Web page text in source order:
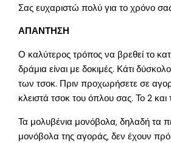
Σας ευχαριστώ πολύ για το χρόνο
ΑΠΑΝΤΗΣΗ
Ο καλύτερος τρόπος να βρεθεί το
δράμια είναι με δοκιμές. Κάτι
των τσοκ. Πριν προχωρήσετε σε
κλειστά τσοκ του όπλου σας. Το 2 και
Τα μολυβένια μονόβολα, δηλαδή τα
μονόβολα της αγοράς, δεν έχουν